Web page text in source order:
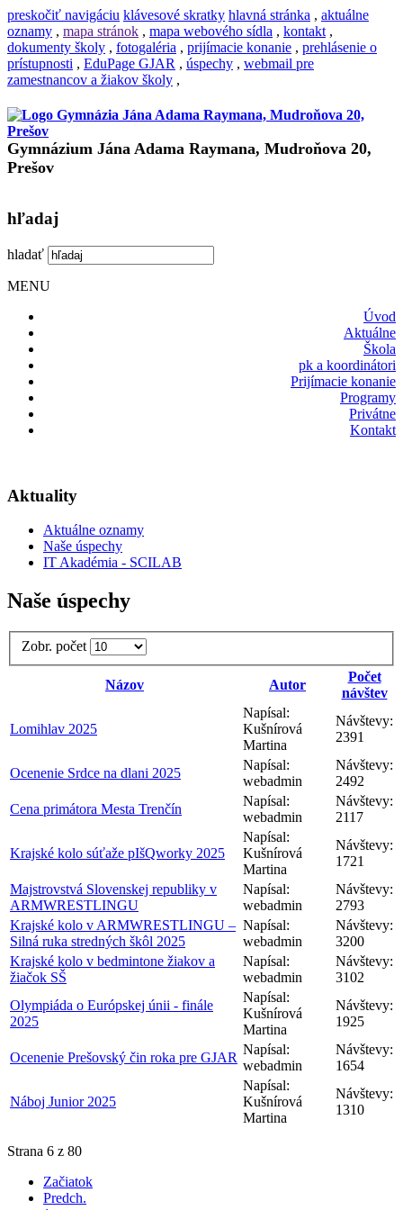
preskočiť navigáciu klávesové skratky hlavná stránka , aktuálne
oznamy , mapa stránok , mapa webového sídla , kontakt ,
dokumenty školy , fotogaléria , prijímacie konanie , prehlásenie o
prístupnosti , EduPage GJAR , úspechy , webmail pre
zamestnancov a žiakov školy ,
Gymnázium Jána Adama Raymana, Mudroňova 20,
Prešov
hľadaj
hladať
MENU
Úvod
Aktuálne
Škola
pk a koordinátori
Prijímacie konanie
Programy
Privátne
Kontakt
Aktuality
Aktuálne oznamy
Naše úspechy
IT Akadémia - SCILAB
Naše úspechy
Zobr. počet
Názov Autor
Počet
návštev
Lomihlav 2025
Napísal:
Kušnírová
Martina
Návštevy:
2391
Ocenenie Srdce na dlani 2025
Napísal:
webadmin
Návštevy:
2492
Cena primátora Mesta Trenčín
Napísal:
webadmin
Návštevy:
2117
Krajské kolo súťaže pIšQworky 2025
Napísal:
Kušnírová
Martina
Návštevy:
1721
Majstrovstvá Slovenskej republiky v
ARMWRESTLINGU
Napísal:
webadmin
Návštevy:
2793
Krajské kolo v ARMWRESTLINGU –
Silná ruka stredných škôl 2025
Napísal:
webadmin
Návštevy:
3200
Krajské kolo v bedmintone žiakov a
žiačok SŠ
Napísal:
webadmin
Návštevy:
3102
Olympiáda o Európskej únii - finále
2025
Napísal:
Kušnírová
Martina
Návštevy:
1925
Ocenenie Prešovský čin roka pre GJAR
Napísal:
webadmin
Návštevy:
1654
Náboj Junior 2025
Napísal:
Kušnírová
Martina
Návštevy:
1310
Strana 6 z 80
Začiatok
Predch.